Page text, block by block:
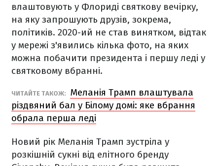
влаштовують у Флориді святкову вечірку,
на яку запрошують друзів, зокрема,
політиків. 2020-ий не став винятком, відтак
у мережі з'явились кілька фото, на яких
можна побачити президента і першу леді у
святковому вбранні.
ЧИТАЙТЕ ТАКОЖ:
Меланія Трамп влаштувала
різдвяний бал у Білому домі: яке вбрання
обрала перша леді
Новий рік Меланія Трамп зустріла у
розкішній сукні від елітного бренду